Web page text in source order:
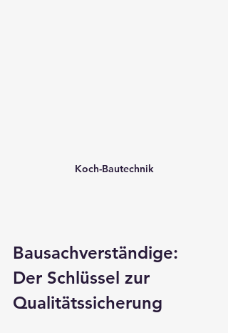
Koch-Bautechnik
Bausachverständige:
Der Schlüssel zur
Qualitätssicherung